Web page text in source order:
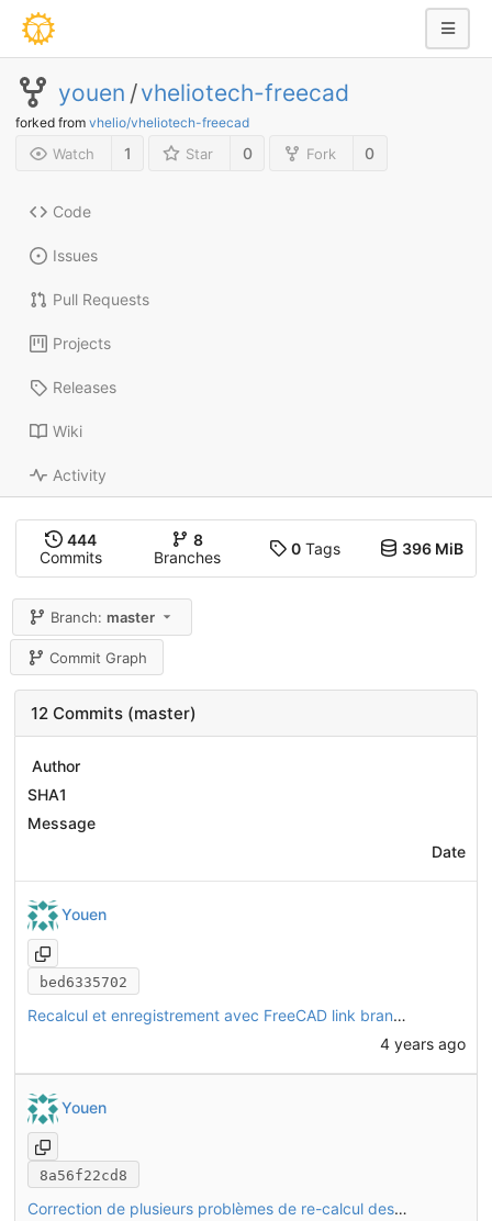
youen /vheliotech-freecad
forked from vhelio/vheliotech-freecad
Watch 1 Star 0 Fork 0
Code
Issues
Pull Requests
Projects
Releases
Wiki
Activity
444
Commits
8
Branches
0Tags 396 MiB
Branch:master
Commit Graph
12 Commits (master)
Author
SHA1
Message
Date
Youen
bed6335702
Recalcul et enregistrement avec FreeCAD link branch (daily 20221128)
4 years ago
Youen
8a56f22cd8
Correction de plusieurs problèmes de re-calcul des objets